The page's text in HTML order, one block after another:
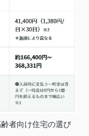
者向け住宅の選び